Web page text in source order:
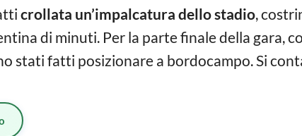
crollata un’impalcatura dello stadio,
di minuti. Per la parte finale della gara,
stati fatti posizionare a bordocampo. Si